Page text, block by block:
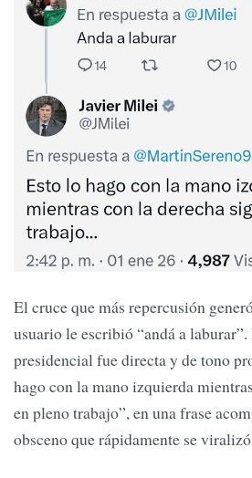
El cruce que más repercusión
usuario le escribió “andá a laburar”.
presidencial fue directa y de tono
hago con la mano izquierda
en pleno trabajo”, en una frase
obsceno que rápidamente se